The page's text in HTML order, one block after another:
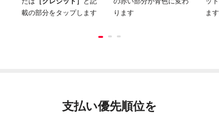
載の部分をタップします
ります
ます
支払い優先順位を